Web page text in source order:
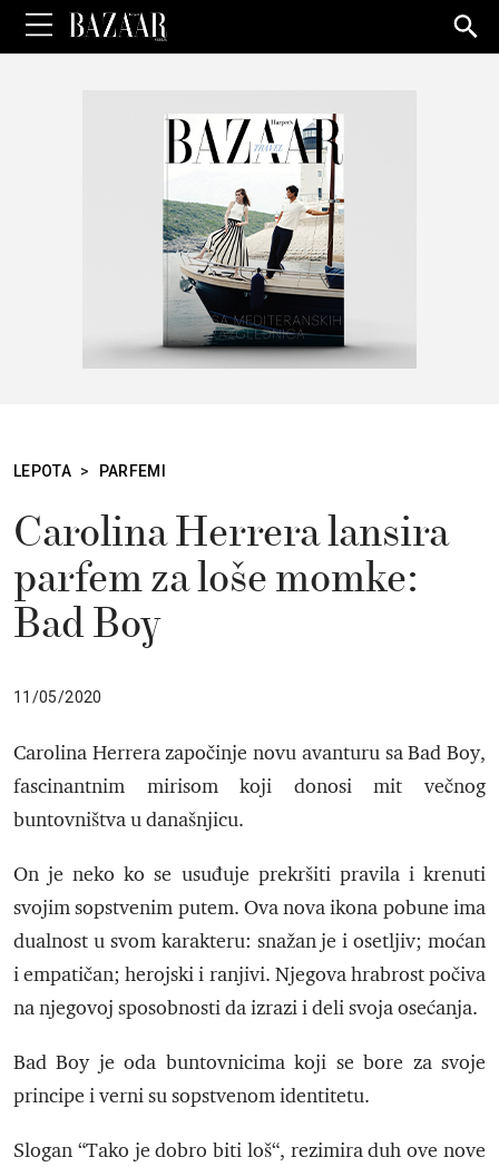
for:
LEPOTA > PARFEMI
Carolina Herrera lansira
parfem za loše momke:
Bad Boy
11/05/2020
Carolina Herrera započinje novu avanturu sa Bad Boy,
fascinantnim mirisom koji donosi mit večnog
buntovništva u današnjicu.
On je neko ko se usuđuje prekršiti pravila i krenuti
svojim sopstvenim putem. Ova nova ikona pobune ima
dualnost u svom karakteru: snažan je i osetljiv; moćan
i empatičan; herojski i ranjivi. Njegova hrabrost počiva
na njegovoj sposobnosti da izrazi i deli svoja osećanja.
Bad Boy je oda buntovnicima koji se bore za svoje
principe i verni su sopstvenom identitetu.
Slogan “Tako je dobro biti loš“, rezimira duh ove nove